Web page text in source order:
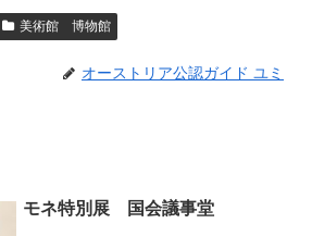
美術館 博物館
オーストリア公認ガイド ユミ
モネ特別展 国会議事堂